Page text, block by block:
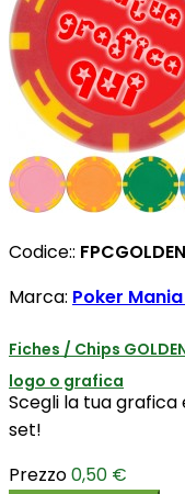
Codice:: FPCGOLDEN
Marca: Poker
Fiches / Chips
logo o grafica
Scegli la tua
set!
Prezzo0,50 €